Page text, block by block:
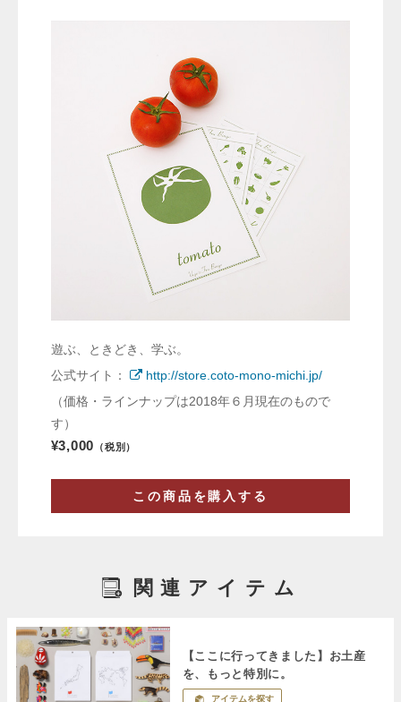
遊ぶ、ときどき、学ぶ。
公式サイト：
http://store.coto-mono-michi.jp/
（価格・ラインナップは2018年６月現在のもので
す）
¥3,000 （税別）
この商品を購入する
関連アイテム
【ここに行ってきました】お土産
を、もっと特別に。
アイテムを探す